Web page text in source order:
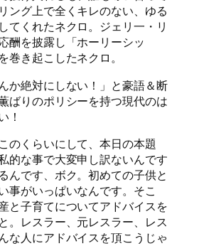
ング上で全くキレのない、ゆる
てくれたネクロ。ジェリ一・リ
酬を披露し「ホーリーシッ
巻き起こしたネクロ。
か絶対にしない！」と豪語＆断
ばりのポリシーを持つ現代のは
！
のくらいにして、本日の本題
的な事で大変申し訳ないんです
んです、ボク。初めての子供と
事がいっぱいなんです。そこ
と子育てについてアドバイスを
。レスラー、元レスラー、レス
な人にアドバイスを頂こうじゃ